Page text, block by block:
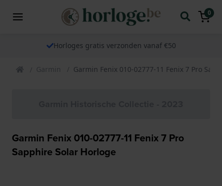
0
Horloges gratis verzonden vanaf €50
Garmin Garmin Fenix 010-02777-11 Fenix 7 Pro
Garmin Fenix 010-02777-11 Fenix 7 Pro
Sapphire Solar Horloge